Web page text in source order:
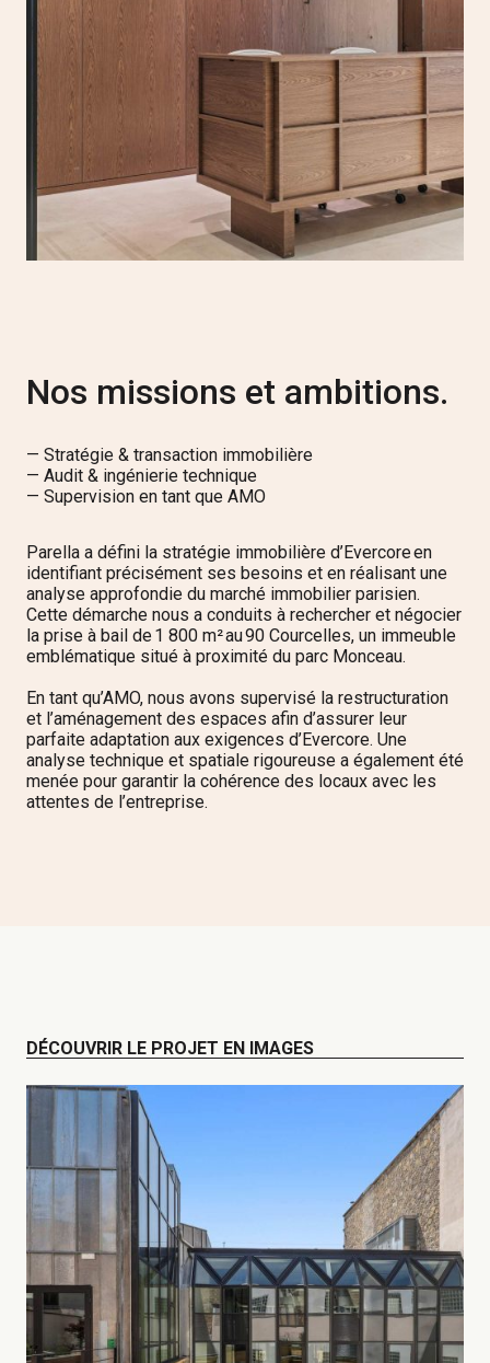
Nos missions et ambitions.
— Stratégie & transaction immobilière
— Audit & ingénierie technique
— Supervision en tant que AMO
Parella a défini la stratégie immobilière d’Evercore en
identifiant précisément ses besoins et en réalisant une
analyse approfondie du marché immobilier parisien.
Cette démarche nous a conduits à rechercher et négocier
la prise à bail de 1 800 m² au 90 Courcelles, un immeuble
emblématique situé à proximité du parc Monceau.
En tant qu’AMO, nous avons supervisé la restructuration
et l’aménagement des espaces afin d’assurer leur
parfaite adaptation aux exigences d’Evercore. Une
analyse technique et spatiale rigoureuse a également été
menée pour garantir la cohérence des locaux avec les
attentes de l’entreprise.
DÉCOUVRIR LE PROJET EN IMAGES